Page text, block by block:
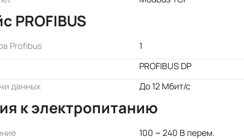
PROFIBUS
Profibus
1
PROFIBUS DP
данных
До 12 Мбит/с
к электропитанию
100 ~ 240 В перем.